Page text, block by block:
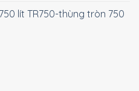
lít TR750-thùng tròn 750